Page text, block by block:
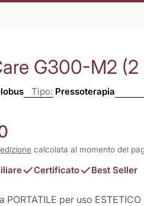
G300-M2 (2
Tipo: Pressoterapia
calcolata al momento del
Certificato Best Seller
PORTATILE per uso